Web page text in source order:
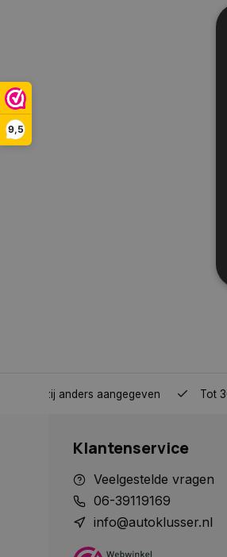
9,5
tenzij anders aangegeven Tot
Klantenservice
Veelgestelde vragen
06-39119169
info@autoklusser.nl